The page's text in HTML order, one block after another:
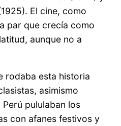
El cine, como
par que crecía como
aunque no a
rodaba esta historia
asimismo
pululaban los
con afanes festivos y